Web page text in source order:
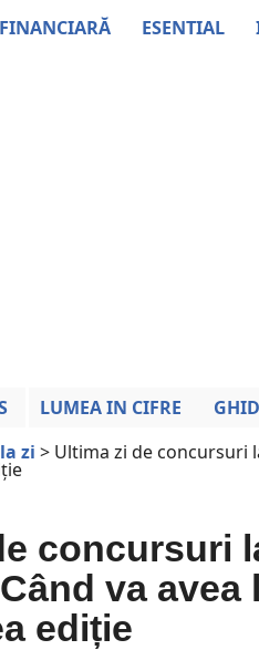
ESENTIAL
LUMEA IN CIFRE
zi > Ultima zi de concursuri
concursuri
va avea
ediție